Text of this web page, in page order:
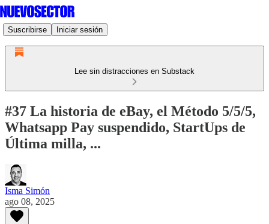
Suscribirse Iniciar sesión
Lee sin distracciones en Substack
#37 La historia de eBay, el Método 5/5/5,
Whatsapp Pay suspendido, StartUps de
Última milla, ...
Isma Simón
ago 08, 2025